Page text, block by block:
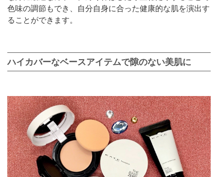
色味の調節もでき、自分自身に合った健康的な肌を演出す
ることができます。
ハイカバーなベースアイテムで隙のない美肌に